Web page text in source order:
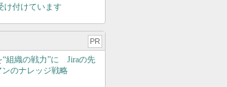
け付けています
PR
“組織の戦力”に Jiraの先
のナレッジ戦略